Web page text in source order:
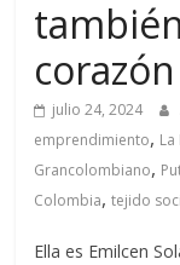
corazón
julio 24, 2024
emprendimiento,
Grancolombiano,
Colombia,tejido
Ella es Emilcen